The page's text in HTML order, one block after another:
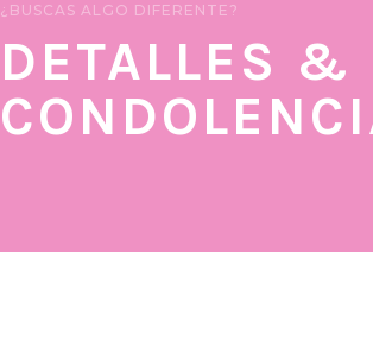
¿BUSCAS ALGO DIFERENTE?
DETALLES &